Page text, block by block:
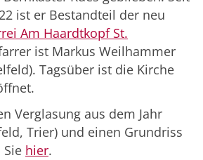
ist er Bestandteil der neu
Am Haardtkopf St.
ist Markus Weilhammer
Tagsüber ist die Kirche
Verglasung aus dem Jahr
Trier) und einen Grundriss
hier.